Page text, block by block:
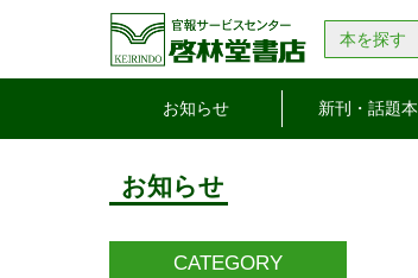
本を探す
お知らせ 新刊・話題本
お知らせ
CATEGORY